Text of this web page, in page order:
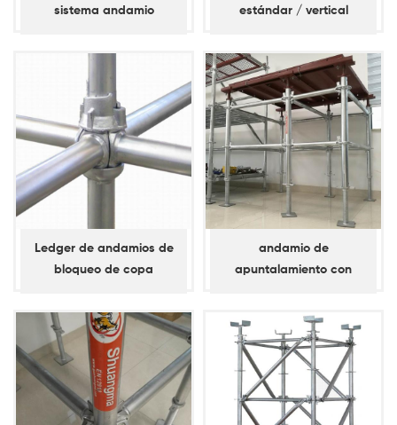
sistema andamio
estándar / vertical
Ledger de andamios de
bloqueo de copa
andamio de
apuntalamiento con
estándar / vertical